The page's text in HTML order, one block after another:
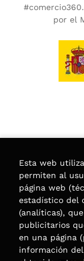
por el
Esta web
permiten al
página web
estadístico del
(analíticas),
publicitarios
en una página
información